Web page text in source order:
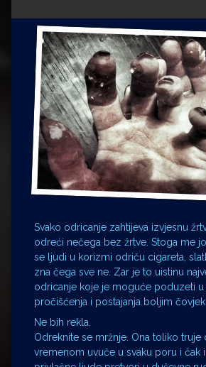
Drugi autori
Drugi autori
Matea Andrić
Ljiljana Lekanić-Kljaić
Željko Krznarić
Mario Lovreković
Svako odricanje zahtijeva izvjesnu
odreći nečega bez žrtve. Stoga me
se ljudi u korizmi odriču cigareta,
zna čega sve ne. Zar je to uistinu
odricanje koje je moguće poduzeti u
pročišćenja i postajanja boljim
Ne bih rekla.
Odreknite se mržnje. Ona toliko truje
vremenom uvuče u svaku poru i čak